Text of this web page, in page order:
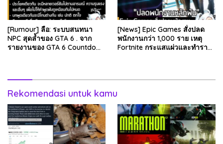
[Rumour] ลือ: ระบบสนทนา
NPC สุดล้ำของ GTA 6 . จาก
รายงานของ GTA 6 Countdown
[News] Epic Games สั่งปลด
พนักงานกว่า 1,000 ราย เหตุ
Fortnite กระแสแผ่วและทำราย
Rekomendasi untuk kamu